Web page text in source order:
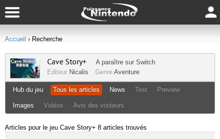
Accueil › Recherche
Cave Story+ A paraître sur Switch
Editeur Nicalis Genre Aventure
Hub du jeu Tous les articles News Test Preview
Images Vidéos Avis des visiteurs
Articles pour le jeu Cave Story+ 8 articles trouvés